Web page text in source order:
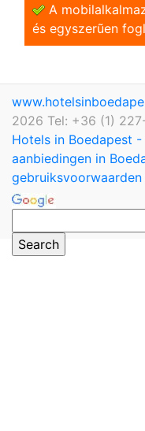
A
és egyszerũen
2026 Tel: +36 (1)
Hotels in Boedapest
aanbiedingen in
gebruiksvoorwaarden